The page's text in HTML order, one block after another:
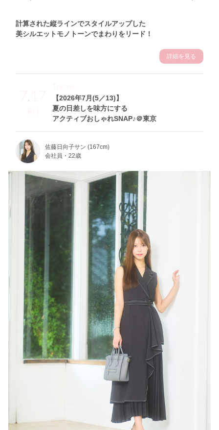
計算された縦ラインでスタイルアップした
美シルエットモノトーンでまわりをリード！
詳細を見る
7.17
Fri
【2026年7月(5／13)】
夏の日差しを味方にする
アクティブおしゃれSNAP♪＠東京
Theme
佐藤日向子サン (167cm)
会社員・22歳